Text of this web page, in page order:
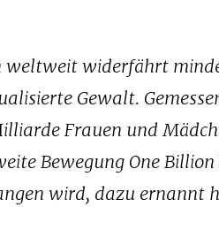
weltweit widerfährt
Gewalt.
Frauen und
Bewegung One
wird, dazu ernannt